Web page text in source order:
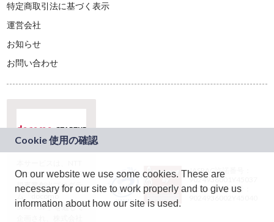
特定商取引法に基づく表示
運営会社
お知らせ
お問い合わせ
ドコモグループの新
規事業創出プログラ
ム「docomo
STARTUP」を通じて
JASRAC許諾番号：
9024936001Y45037
JASRAC許諾番号：
On our website we use some cookies. These are
necessary for our site to work properly and to give us
information about how our site is used.